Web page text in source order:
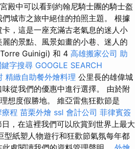
殿中可以看到約翰尼騎士團的騎士盔
城市之旅中絕佳的拍照主題。 根據
，這是一座充滿古老氣息的迷人小
的景點、風景如畫的小巷、迷人的
Guinigi) 和 4 高雄搬家公司 助
字搜尋 GOOGLE SEARCH
精緻自助餐外燴料理 公里長的雄偉城
從我們的優惠中進行選擇。 由於附
想度假勝地。 維亞雷焦狂歡節是
程 苗栗外燴 ssl 會計公司 菲律賓簽
，在這裡我們可以欣賞到世界上最大
型紙塑人物遊行和狂歡節氣氛每年都